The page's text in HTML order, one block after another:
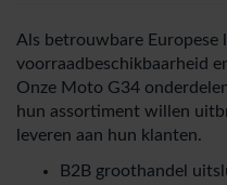
Als betrouwbare Europese
voorraadbeschikbaarheid
Onze Moto G34
hun assortiment willen
leveren aan hun klanten.
B2B groothandel